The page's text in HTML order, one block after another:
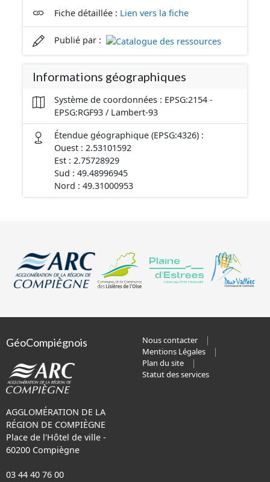
Fiche détaillée : Lien vers la fiche
Publié par :
Informations géographiques
Système de coordonnées : EPSG:2154 -
EPSG:RGF93 / Lambert-93
Étendue géographique (EPSG:4326) :
Ouest : 2.53101592
Est : 2.75728929
Sud : 49.48996945
Nord : 49.31000953
GéoCompiégnois
AGGLOMÉRATION DE LA
RÉGION DE COMPIÈGNE
Place de l'Hôtel de ville -
60200 Compiègne
03 44 40 76 00
Nous contacter
Mentions Légales
Plan du site
Statut des services